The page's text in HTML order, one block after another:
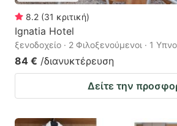
8.2 (31 κριτική)
Ignatia Hotel
ξενοδοχείο · 2 Φιλοξενούμενοι · 1
84 € /διανυκτέρευση
Δείτε την